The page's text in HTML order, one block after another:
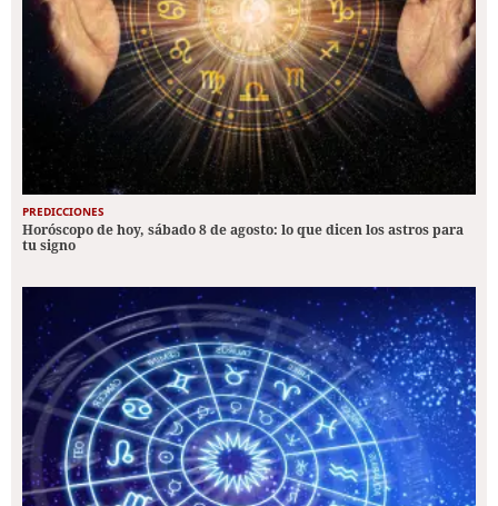
PREDICCIONES
Horóscopo de hoy, sábado 8 de agosto: lo que dicen los astros para
tu signo